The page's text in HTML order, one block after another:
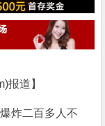
报道】
炸二百多人不